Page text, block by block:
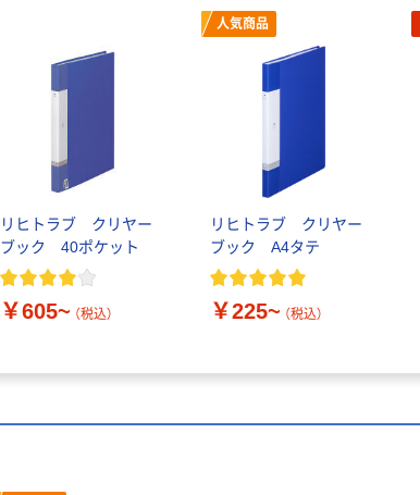
リヒトラブ クリヤー
ブック 40ポケット
￥605~ （税込）
人気商品
リヒトラブ クリヤー
ブック A4タテ
￥225~ （税込）